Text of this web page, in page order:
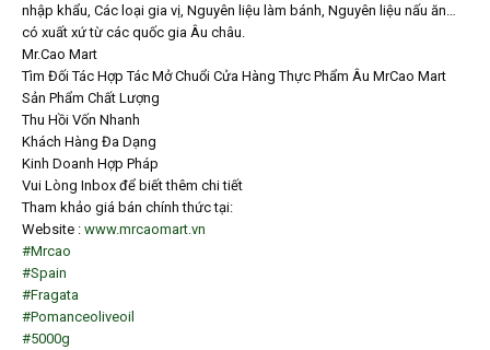
nhập khẩu, Các loại gia vị, Nguyên liệu làm bánh, Nguyên liệu nấu ăn…
có xuất xứ từ các quốc gia Âu châu.
Mr.Cao Mart
Tìm Đối Tác Hợp Tác Mở Chuổi Cửa Hàng Thực Phẩm Âu MrCao Mart
Sản Phẩm Chất Lượng
Thu Hồi Vốn Nhanh
Khách Hàng Đa Dạng
Kinh Doanh Hợp Pháp
Vui Lòng Inbox để biết thêm chi tiết
Tham khảo giá bán chính thức tại:
Website : www.mrcaomart.vn
#Mrcao
#Spain
#Fragata
#Pomanceoliveoil
#5000g